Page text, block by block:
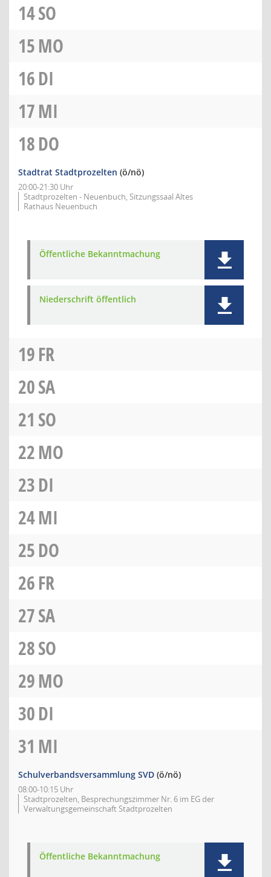
14SO
15MO
16DI
17MI
18DO
Stadtrat Stadtprozelten (ö/nö)
20:00-21:30 Uhr
Stadtprozelten - Neuenbuch, Sitzungssaal Altes
Rathaus Neuenbuch
Öffentliche Bekanntmachung
Niederschrift öffentlich
19FR
20SA
21 SO
22MO
23DI
24MI
25DO
26FR
27SA
28SO
29MO
30DI
31 MI
Schulverbandsversammlung SVD (ö/nö)
08:00-10:15 Uhr
Stadtprozelten, Besprechungszimmer Nr. 6 im EG der
Verwaltungsgemeinschaft Stadtprozelten
Öffentliche Bekanntmachung